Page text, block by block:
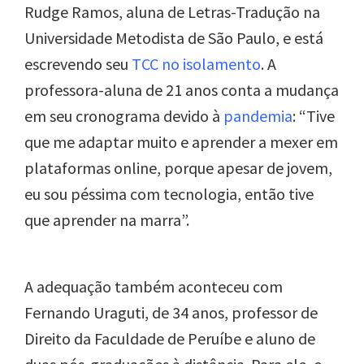
Rudge Ramos, aluna de Letras-Tradução na
Universidade Metodista de São Paulo, e está
escrevendo seu TCC no isolamento. A
professora-aluna de 21 anos conta a mudança
em seu cronograma devido à pandemia: “Tive
que me adaptar muito e aprender a mexer em
plataformas online, porque apesar de jovem,
eu sou péssima com tecnologia, então tive
que aprender na marra”.
A adequação também aconteceu com
Fernando Uraguti, de 34 anos, professor de
Direito da Faculdade de Peruíbe e aluno de